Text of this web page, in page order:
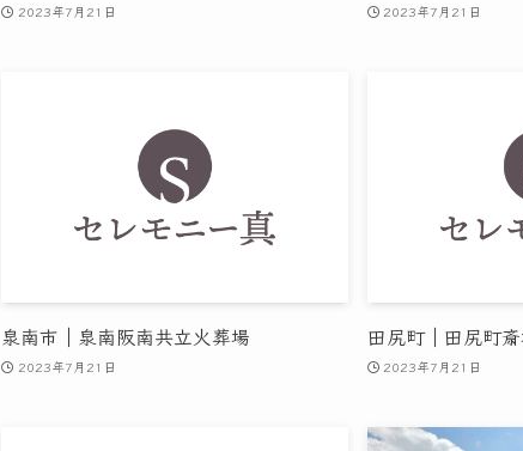
2023年7月21日 2023年7月21日
泉南市｜泉南阪南共立火葬場
2023年7月21日
田尻町｜田尻町
2023年7月21日